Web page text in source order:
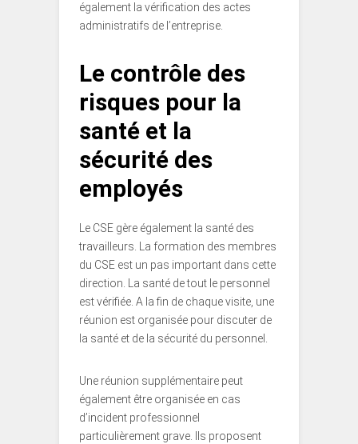
également la vérification des actes
administratifs de l’entreprise.
Le contrôle des
risques pour la
santé et la
sécurité des
employés
Le CSE gère également la santé des
travailleurs. La formation des membres
du CSE est un pas important dans cette
direction. La santé de tout le personnel
est vérifiée. A la fin de chaque visite, une
réunion est organisée pour discuter de
la santé et de la sécurité du personnel.
Une réunion supplémentaire peut
également être organisée en cas
d’incident professionnel
particulièrement grave. Ils proposent